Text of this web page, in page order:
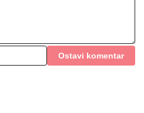
Ostavi komentar